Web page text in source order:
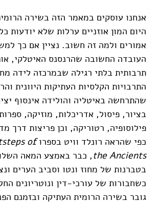
אנחנו עוסקים במאמר הזה בשירה
היום המון אוזניים ערלות שלא יודעות
אמורים ולמה זה חשוב. נציין אם כך
העובדה החשובה שהרנסנס האיטלקי,
תרבותית בלתי רגילה שבמרכזה לידה
התרבויות הקלסיות העתיקות היוונית
שהתרחשה באיטליה והולידה אינסוף
בציור, פיסול, אדריכלות, מוזיקה,
פילוסופיה, רטוריקה, וכן פריצות דרך
כפי שהראה רונלד וויט בספרוof
the Ancients, כבר באמצע המאה
בטברנות של מחוז ונטו וסביב הערים
כשחבורות של עורכי-דין ונוטריונים
גובר בשירה הרומית העתיקה ובזמנם